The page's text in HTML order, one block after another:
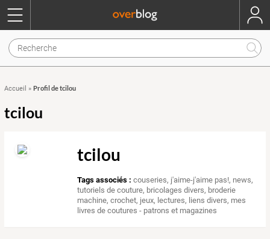
Accueil » Profil de tcilou
tcilou
tcilou
Tags associés : couseries, j'aime-j'aime pas!, news,
tutoriels de couture, bricolages divers, broderie
machine,crochet, jeux, lectures, liens divers, mes
livres de coutures - patrons et magazines